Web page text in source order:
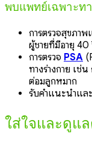
พบแพทย์เฉพาะท
การตรวจสุขภา
ผู้ชายที่มีอายุ 40
การตรวจ PSA
ทางร่างกาย เช่
ต่อมลูกหมาก
รับคำแนะนำแล
ใส่ใจและดูแ